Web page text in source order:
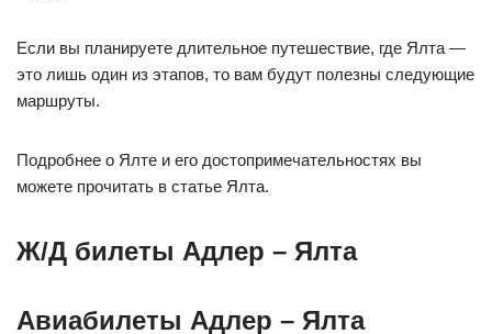
Если вы планируете длительное путешествие, где Ялта —
это лишь один из этапов, то вам будут полезны следующие
маршруты.
Подробнее о Ялте и его достопримечательностях вы
можете прочитать в статье Ялта.
Ж/Д билеты Адлер – Ялта
Авиабилеты Адлер – Ялта